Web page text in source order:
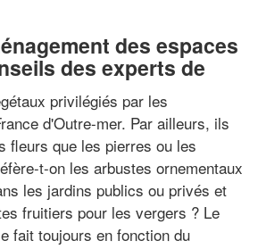
des espaces
des experts de
privilégiés par les
d'Outre-mer. Par ailleurs, ils
fleurs que les pierres ou les
t-on les arbustes ornementaux
les jardins publics ou privés et
fruitiers pour les vergers ? Le
fait toujours en fonction du